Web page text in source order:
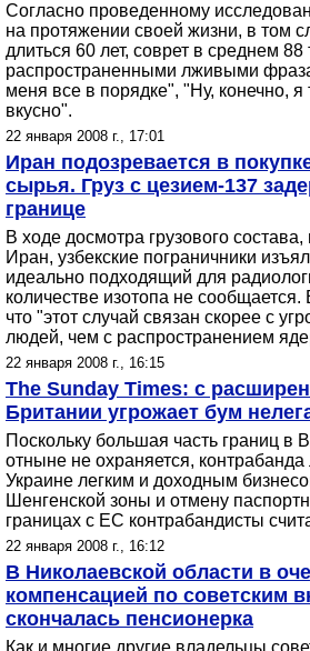
Согласно проведенному
на протяжении своей жизни, в том
длиться 60 лет, соврет в среднем
распространенными лживыми
меня все в порядке", "Ну, конечно,
вкусно".
22 января 2008 г., 17:01
Иран подозревается в
сырья. Груз с цезием-137
границе
В ходе досмотра грузового
Иран, узбекские пограничники
идеально подходящий для
количестве изотопа не
что "этот случай связан скорее с
людей, чем с распространением
22 января 2008 г., 16:15
The Sunday Times: с
Британии угрожает бум
Поскольку большая часть границ в
отныне не охраняется,
Украине легким и доходным
Шенгенской зоны и отмену
границах с ЕС контрабандисты
22 января 2008 г., 16:12
В Николаевской области в
компенсацией по советским
скончалась пенсионерка
Как и многие другие владельцы